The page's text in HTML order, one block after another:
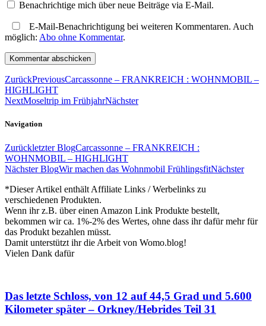
Benachrichtige mich über neue Beiträge via E-Mail.
E-Mail-Benachrichtigung bei weiteren Kommentaren. Auch
möglich: Abo ohne Kommentar.
ZurückPreviousCarcassonne – FRANKREICH : WOHNMOBIL –
HIGHLIGHT
NextMoseltrip im FrühjahrNächster
Navigation
Zurückletzter BlogCarcassonne – FRANKREICH :
WOHNMOBIL – HIGHLIGHT
Nächster BlogWir machen das Wohnmobil FrühlingsfitNächster
*Dieser Artikel enthält Affiliate Links / Werbelinks zu
verschiedenen Produkten.
Wenn ihr z.B. über einen Amazon Link Produkte bestellt,
bekommen wir ca. 1%-2% des Wertes, ohne dass ihr dafür mehr für
das Produkt bezahlen müsst.
Damit unterstützt ihr die Arbeit von Womo.blog!
Vielen Dank dafür
Das letzte Schloss, von 12 auf 44,5 Grad und 5.600
Kilometer später – Orkney/Hebrides Teil 31